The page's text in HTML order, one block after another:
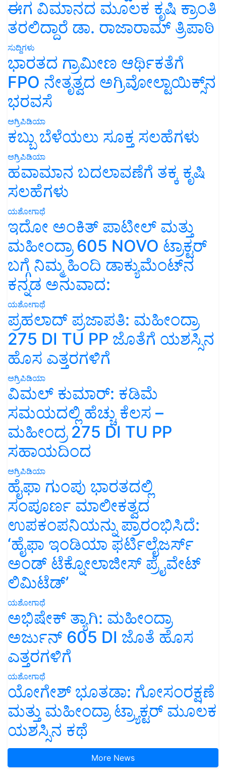
ಈಗ ವಿಮಾನದ ಮೂಲಕ ಕೃಷಿ ಕ್ರಾಂತಿ
ತರಲಿದ್ದಾರೆ ಡಾ. ರಾಜಾರಾಮ್ ತ್ರಿಪಾಠಿ
ಸುದ್ದಿಗಳು
ಭಾರತದ ಗ್ರಾಮೀಣ ಆರ್ಥಿಕತೆಗೆ
FPO ನೇತೃತ್ವದ ಅಗ್ರಿವೋಲ್ಟಾಯಿಕ್ಸ್‌ನ
ಭರವಸೆ
ಅಗ್ರಿಪಿಡಿಯಾ
ಕಬ್ಬು ಬೆಳೆಯಲು ಸೂಕ್ತ ಸಲಹೆಗಳು
ಅಗ್ರಿಪಿಡಿಯಾ
ಹವಾಮಾನ ಬದಲಾವಣೆಗೆ ತಕ್ಕ ಕೃಷಿ
ಸಲಹೆಗಳು
ಯಶೋಗಾಥೆ
ಇದೋ ಅಂಕಿತ್ ಪಾಟೀಲ್ ಮತ್ತು
ಮಹೀಂದ್ರಾ 605 NOVO ಟ್ರಾಕ್ಟರ್
ಬಗ್ಗೆ ನಿಮ್ಮ ಹಿಂದಿ ಡಾಕ್ಯುಮೆಂಟ್‌ನ
ಕನ್ನಡ ಅನುವಾದ:
ಯಶೋಗಾಥೆ
ಪ್ರಹಲಾದ್ ಪ್ರಜಾಪತಿ: ಮಹೀಂದ್ರಾ
275 DI TU PP ಜೊತೆಗೆ ಯಶಸ್ಸಿನ
ಹೊಸ ಎತ್ತರಗಳಿಗೆ
ಅಗ್ರಿಪಿಡಿಯಾ
ವಿಮಲ್ ಕುಮಾರ್: ಕಡಿಮೆ
ಸಮಯದಲ್ಲಿ ಹೆಚ್ಚು ಕೆಲಸ –
ಮಹೀಂದ್ರ 275 DI TU PP
ಸಹಾಯದಿಂದ
ಅಗ್ರಿಪಿಡಿಯಾ
ಹೈಫಾ ಗುಂಪು ಭಾರತದಲ್ಲಿ
ಸಂಪೂರ್ಣ ಮಾಲೀಕತ್ವದ
ಉಪಕಂಪನಿಯನ್ನು ಪ್ರಾರಂಭಿಸಿದೆ:
‘ಹೈಫಾ ಇಂಡಿಯಾ ಫರ್ಟಿಲೈಜರ್ಸ್
ಅಂಡ್ ಟೆಕ್ನೋಲಾಜೀಸ್ ಪ್ರೈವೇಟ್
ಲಿಮಿಟೆಡ್’
ಯಶೋಗಾಥೆ
ಅಭಿಷೇಕ್ ತ್ಯಾಗಿ: ಮಹೀಂದ್ರಾ
ಅರ್ಜುನ್ 605 DI ಜೊತೆ ಹೊಸ
ಎತ್ತರಗಳಿಗೆ
ಯಶೋಗಾಥೆ
ಯೋಗೇಶ್ ಭೂತಡಾ: ಗೋಸಂರಕ್ಷಣೆ
ಮತ್ತು ಮಹೀಂದ್ರಾ ಟ್ರ್ಯಾಕ್ಟರ್ ಮೂಲಕ
ಯಶಸ್ಸಿನ ಕಥೆ
More News